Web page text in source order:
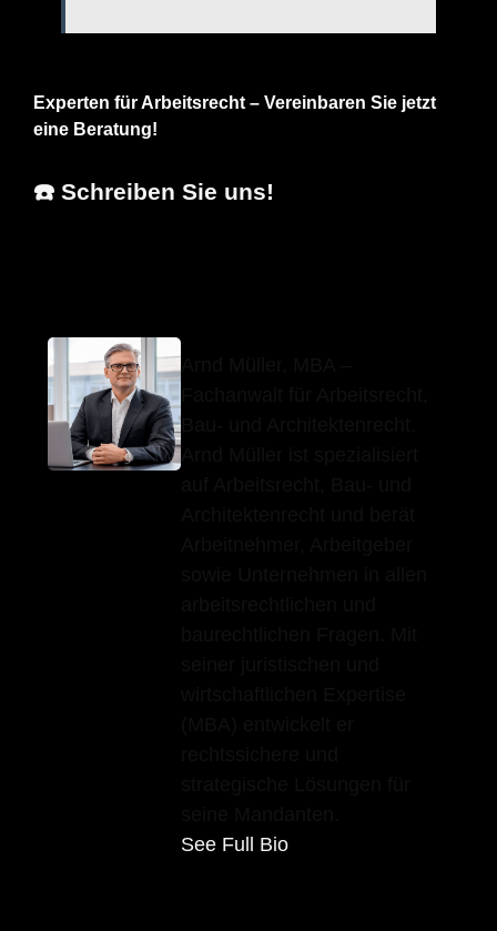
Experten für Arbeitsrecht – Vereinbaren Sie jetzt
eine Beratung!
☎️ Schreiben Sie uns!
See Full Bio